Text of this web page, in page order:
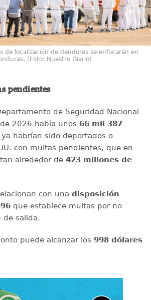
de localización de deudores se enfocarán en
(Foto: Nuestro Diario)
pendientes
de Seguridad Nacional
2026 había unos 66 mil 387
habrían sido deportados o
con multas pendientes, que en
alrededor de 423 millones de
con una disposición
que establece multas por no
de salida.
puede alcanzar los 998 dólares